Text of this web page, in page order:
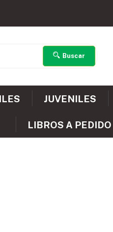
Buscar
JUVENILES
LIBROS A PEDIDO